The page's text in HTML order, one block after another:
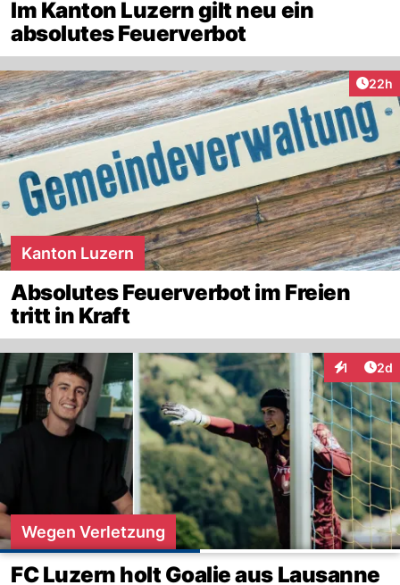
Im Kanton Luzern gilt neu ein
absolutes Feuerverbot
22h
Kanton Luzern
Absolutes Feuerverbot im Freien
tritt in Kraft
1 2d
Wegen Verletzung
FC Luzern holt Goalie aus Lausanne